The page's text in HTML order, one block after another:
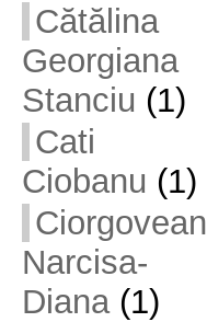
Cătălina
Georgiana
Stanciu (1)
Cati
Ciobanu (1)
Ciorgovean
Narcisa-
Diana(1)